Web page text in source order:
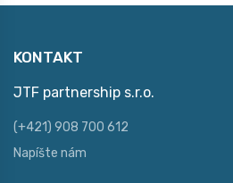
KONTAKT
JTF partnership s.r.o.
(+421) 908 700 612
Napíšte nám